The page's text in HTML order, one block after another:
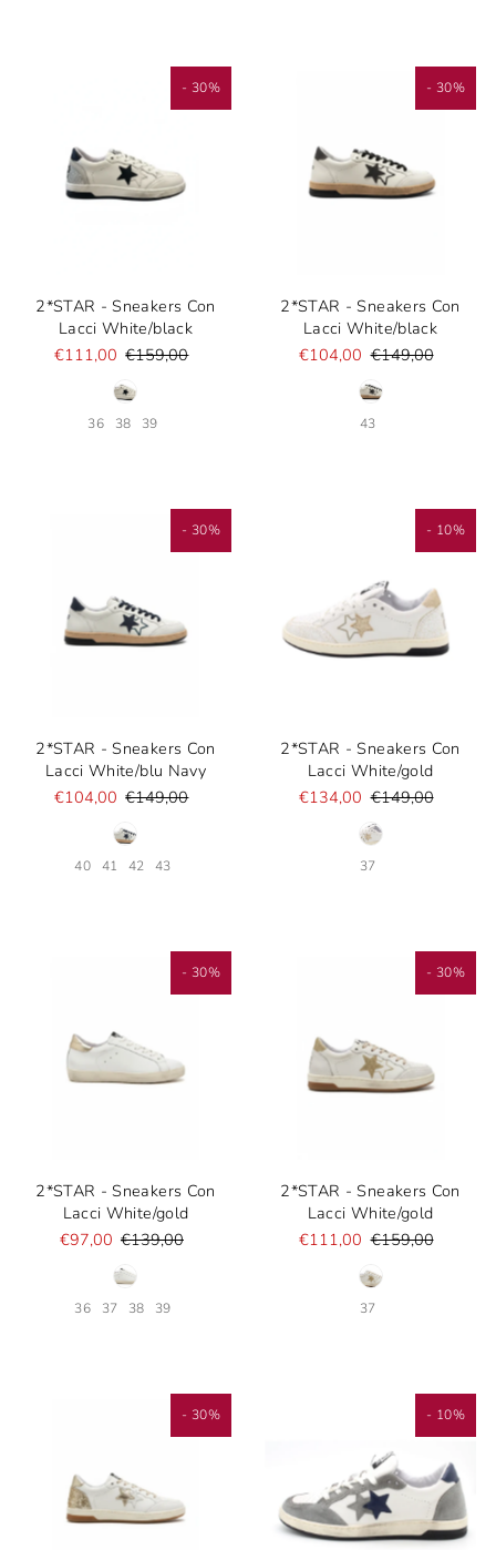
- 30%
2*STAR - Sneakers Con
Lacci White/black
€111,00 €159,00
36 38 39
- 30%
2*STAR - Sneakers Con
Lacci White/black
€104,00 €149,00
43
- 30%
2*STAR - Sneakers Con
Lacci White/blu Navy
€104,00 €149,00
40 41 42 43
- 10%
2*STAR - Sneakers Con
Lacci White/gold
€134,00 €149,00
37
- 30%
2*STAR - Sneakers Con
Lacci White/gold
€97,00 €139,00
36 37 38 39
- 30%
2*STAR - Sneakers Con
Lacci White/gold
€111,00 €159,00
37
- 30% - 10%